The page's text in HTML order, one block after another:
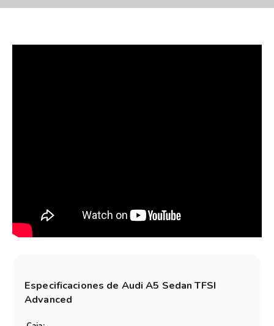
Quilmes -La Plata O te enviamos tu auto a tu domicilio.
cualquier presupuesto Contamos con financiacion
Especificaciones de Audi A5 Sedan TFSI
Advanced